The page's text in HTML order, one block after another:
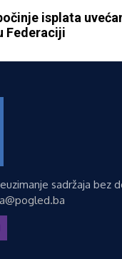
isplata
Federaciji
sadržaja bez